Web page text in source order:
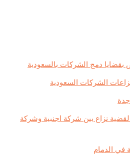
دمج الشركات بالسعودية
الشركات السعودية
نزاع بين شركة اجنبية وشركة
في الدمام